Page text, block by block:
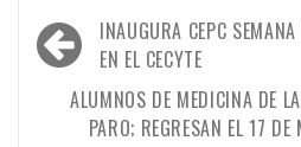
Navegación
de
entradas
INAUGURA CEPC
EN EL CECYTE
ALUMNOS DE MEDICINA DE
PARO; REGRESAN EL 17